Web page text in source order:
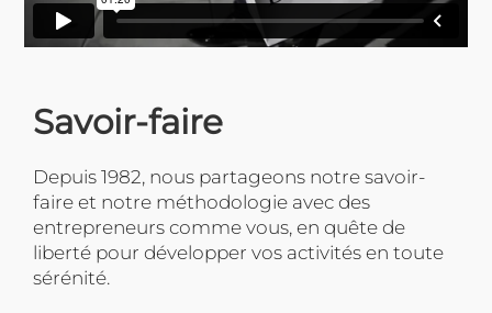
Savoir-faire
Depuis 1982, nous partageons notre savoir-
faire et notre méthodologie avec des
entrepreneurs comme vous, en quête de
liberté pour développer vos activités en toute
sérénité.